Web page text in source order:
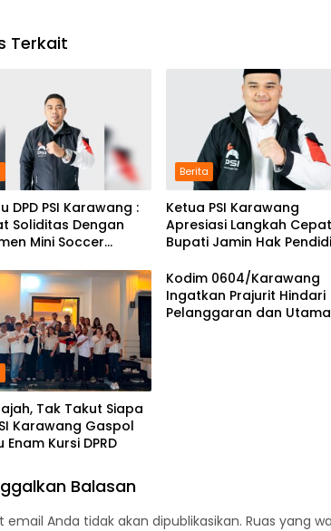
Terkait
DPD PSI Karawang :
Soliditas Dengan
Mini Soccer
Berita
Ketua PSI Karawang
Apresiasi Langkah Cepat
Bupati Jamin Hak
Tak Takut Siapa
Karawang Gaspol
Enam Kursi DPRD
Kodim 0604/Karawang
Ingatkan Prajurit Hindari
Pelanggaran dan
Balasan
email Anda tidak akan dipublikasikan. Ruas yang